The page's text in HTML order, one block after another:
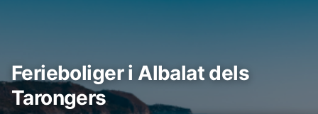
Ferieboliger i Albalat dels
Tarongers